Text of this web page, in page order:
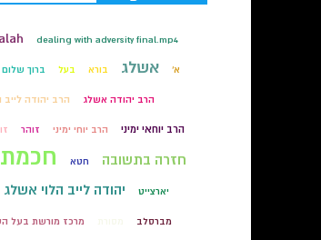
dealing with adversity final.mp4
א' אשלג בורא בעל ברוך
הרב יהודה אשלג הרב יהודה לייב
הרב יוחאי ימיני הרב יוחי ימיני זוהר
חזרה בתשובה חטא
יארצייט יהודה לייב הלוי אשלג
מברסלב מרכז מורשת בעל